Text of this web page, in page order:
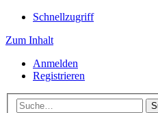
Schnellzugriff
Zum Inhalt
Anmelden
Registrieren